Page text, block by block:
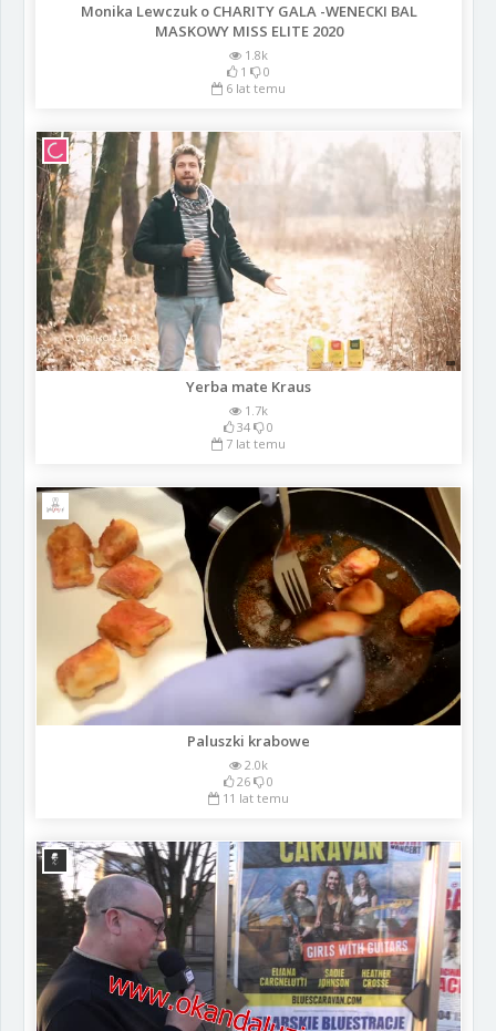
Monika Lewczuk o CHARITY GALA -WENECKI BAL
MASKOWY MISS ELITE 2020
1.8k
1
0
6 lat temu
Yerba mate Kraus
1.7k
34
0
7 lat temu
Paluszki krabowe
2.0k
26
0
11 lat temu